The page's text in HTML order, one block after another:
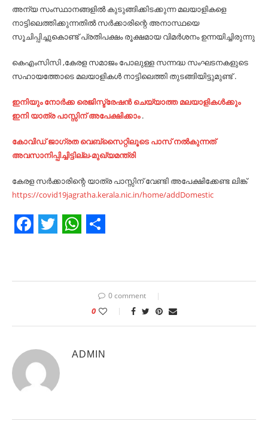
അന്യ സംസ്ഥാനങ്ങളിൽ കുടുങ്ങിക്കിടക്കുന്ന മലയാളികളെ
നാട്ടിലെത്തിക്കുന്നതിൽ സർക്കാരിന്റെ അനാസ്ഥയെ
സൂചിപ്പിച്ചുകൊണ്ട് പ്രതിപക്ഷം രൂക്ഷമായ വിമർശനം ഉന്നയിച്ചിരുന്നു
കെഎംസിസി ,കേരള സമാജം പോലുള്ള സന്നദ്ധ സംഘടനകളുടെ
സഹായത്തോടെ മലയാളികൾ നാട്ടിലെത്തി തുടങ്ങിയിട്ടുമുണ്ട് .
ഇനിയും നോർക്ക രെജിസ്ട്രേഷൻ ചെയ്യാത്ത മലയാളികൾക്കും
ഇനി യാത്ര പാസ്സിന് അപേക്ഷിക്കാം.
കോവിഡ് ജാഗ്രത വെബ്‌സൈറ്റിലൂടെ പാസ് നൽകുന്നത്
അവസാനിപ്പിച്ചിട്ടില്ല-മുഖ്യമന്ത്രി
കേരള സർക്കാരിന്റെ യാത്ര പാസ്സിന് വേണ്ടി അപേക്ഷിക്കേണ്ട ലിങ്ക്
https://covid19jagratha.kerala.nic.in/home/addDomestic
0 comment
0
ADMIN